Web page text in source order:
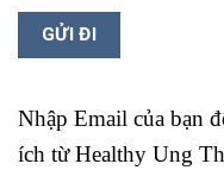
Nhập Email của bạn
ích từ Healthy Ung